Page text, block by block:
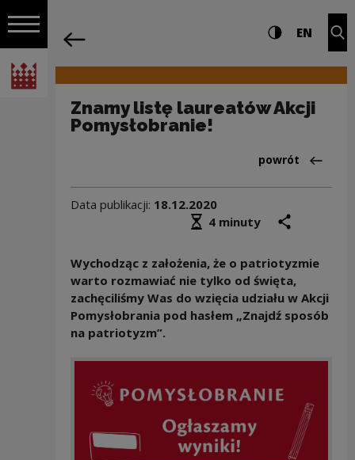
Włącz nawigację
Narodowe Centrum Kultury
Nawigacja Ustawienia i Wysoki
EN
Znamy listę laureatów Akcji
Pomysłobranie!
Powrót
powrót
Data publikacji: 18.12.2020
Średni czas czytania
4 minuty
Wychodząc z założenia, że o patriotyzmie
warto rozmawiać nie tylko od święta,
zachęciliśmy Was do wzięcia udziału w Akcji
Pomysłobrania pod hasłem „Znajdź sposób
na patriotyzm”.